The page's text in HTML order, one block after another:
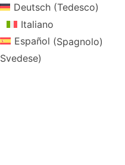
Deutsch(Tedesco)
Italiano
Español (Spagnolo)
Svedese)